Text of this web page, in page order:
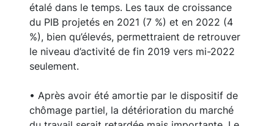
étalé dans le temps. Les taux de croissance
du PIB projetés en 2021 (7 %) et en 2022 (4
%), bien qu’élevés, permettraient de retrouver
le niveau d’activité de fin 2019 vers mi-2022
seulement.
• Après avoir été amortie par le dispositif de
chômage partiel, la détérioration du marché